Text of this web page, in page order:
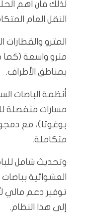
لذلك فان اهم
النقل العام
المترو
مترو واسعة
بمناطق الأطراف.
مسارات منفصلة
بوغوتا)، مع
متكاملة.
وتحديث شامل
العشوائية
توفير دعم مالي
إلى هذا النظام.